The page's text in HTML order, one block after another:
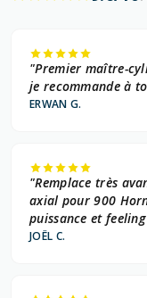
"Premier maître-
je recommande à
ERWAN G.
"Remplace très
axial pour 900
puissance et
JOËL C.